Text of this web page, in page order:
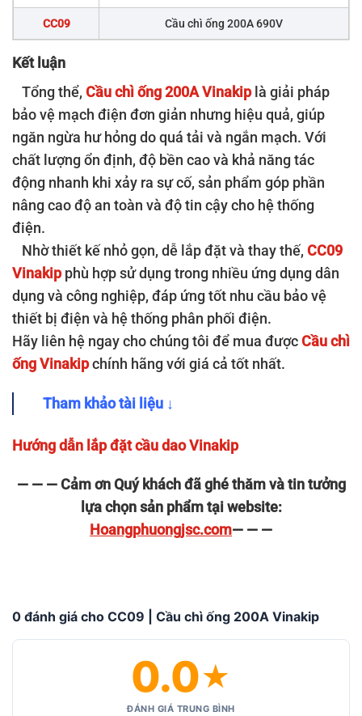
CC09 Cầu chì ống 200A 690V
CC10
CC11 Cầu chì ống 300A 690V
CC12 Cầu chì ống 400A 690V
CC13 Cầu chì ống 500A 690V
CC14 Cầu chì ống 630A 690V
CC15 Cầu chì ống 800A 690V
CC16 Cầu chì ống 1000A 690V
Kết luận
Tổng thể, Cầu chì ống 200A Vinakiplà giải pháp
bảo vệ mạch điện đơn giản nhưng hiệu quả, giúp
ngăn ngừa hư hỏng do quá tải và ngắn mạch. Với
chất lượng ổn định, độ bền cao và khả năng tác
động nhanh khi xảy ra sự cố, sản phẩm góp phần
nâng cao độ an toàn và độ tin cậy cho hệ thống
điện.
Nhờ thiết kế nhỏ gọn, dễ lắp đặt và thay thế, CC09
Vinakipphù hợp sử dụng trong nhiều ứng dụng dân
dụng và công nghiệp, đáp ứng tốt nhu cầu bảo vệ
thiết bị điện và hệ thống phân phối điện.
Hãy liên hệ ngay cho chúng tôi để mua được Cầu chì
ống Vinakipchính hãng với giá cả tốt nhất.
Tham khảo tài liệu ↓
Hướng dẫn lắp đặt cầu dao Vinakip
— — — Cảm ơn Quý khách đã ghé thăm và tin tưởng
lựa chọn sản phẩm tại website:
Hoangphuongjsc.com— — —
0 đánh giá cho CC09 | Cầu chì ống 200A Vinakip
0.0★
ĐÁNH GIÁ TRUNG BÌNH